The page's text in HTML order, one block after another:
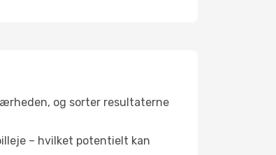
og sorter resultaterne
– hvilket potentielt kan